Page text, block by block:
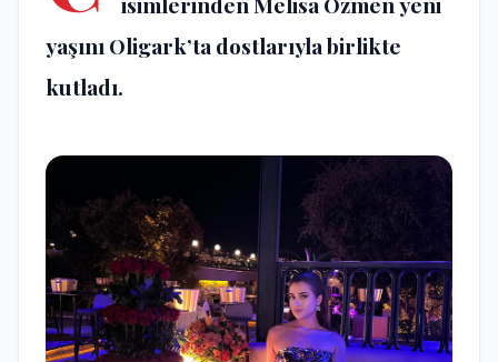
yaşını Oligark’ta dostlarıyla birlikte
kutladı.